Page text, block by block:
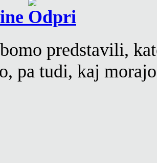
predstavili,
pa tudi, kaj